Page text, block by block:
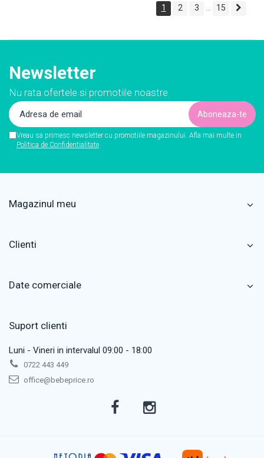
1 2 3 ... 15
Newsletter
Nu rata ofertele si promotiile noastre
Vreau sa primesc newsletter cu promotiile magazinului. Afla mai multe in
Politica de Confidentialitate
Magazinul meu
Clienti
Date comerciale
Suport clienti
Luni - Vineri in intervalul 09:00 - 18:00
0722 443 449
office@bebeprice.ro